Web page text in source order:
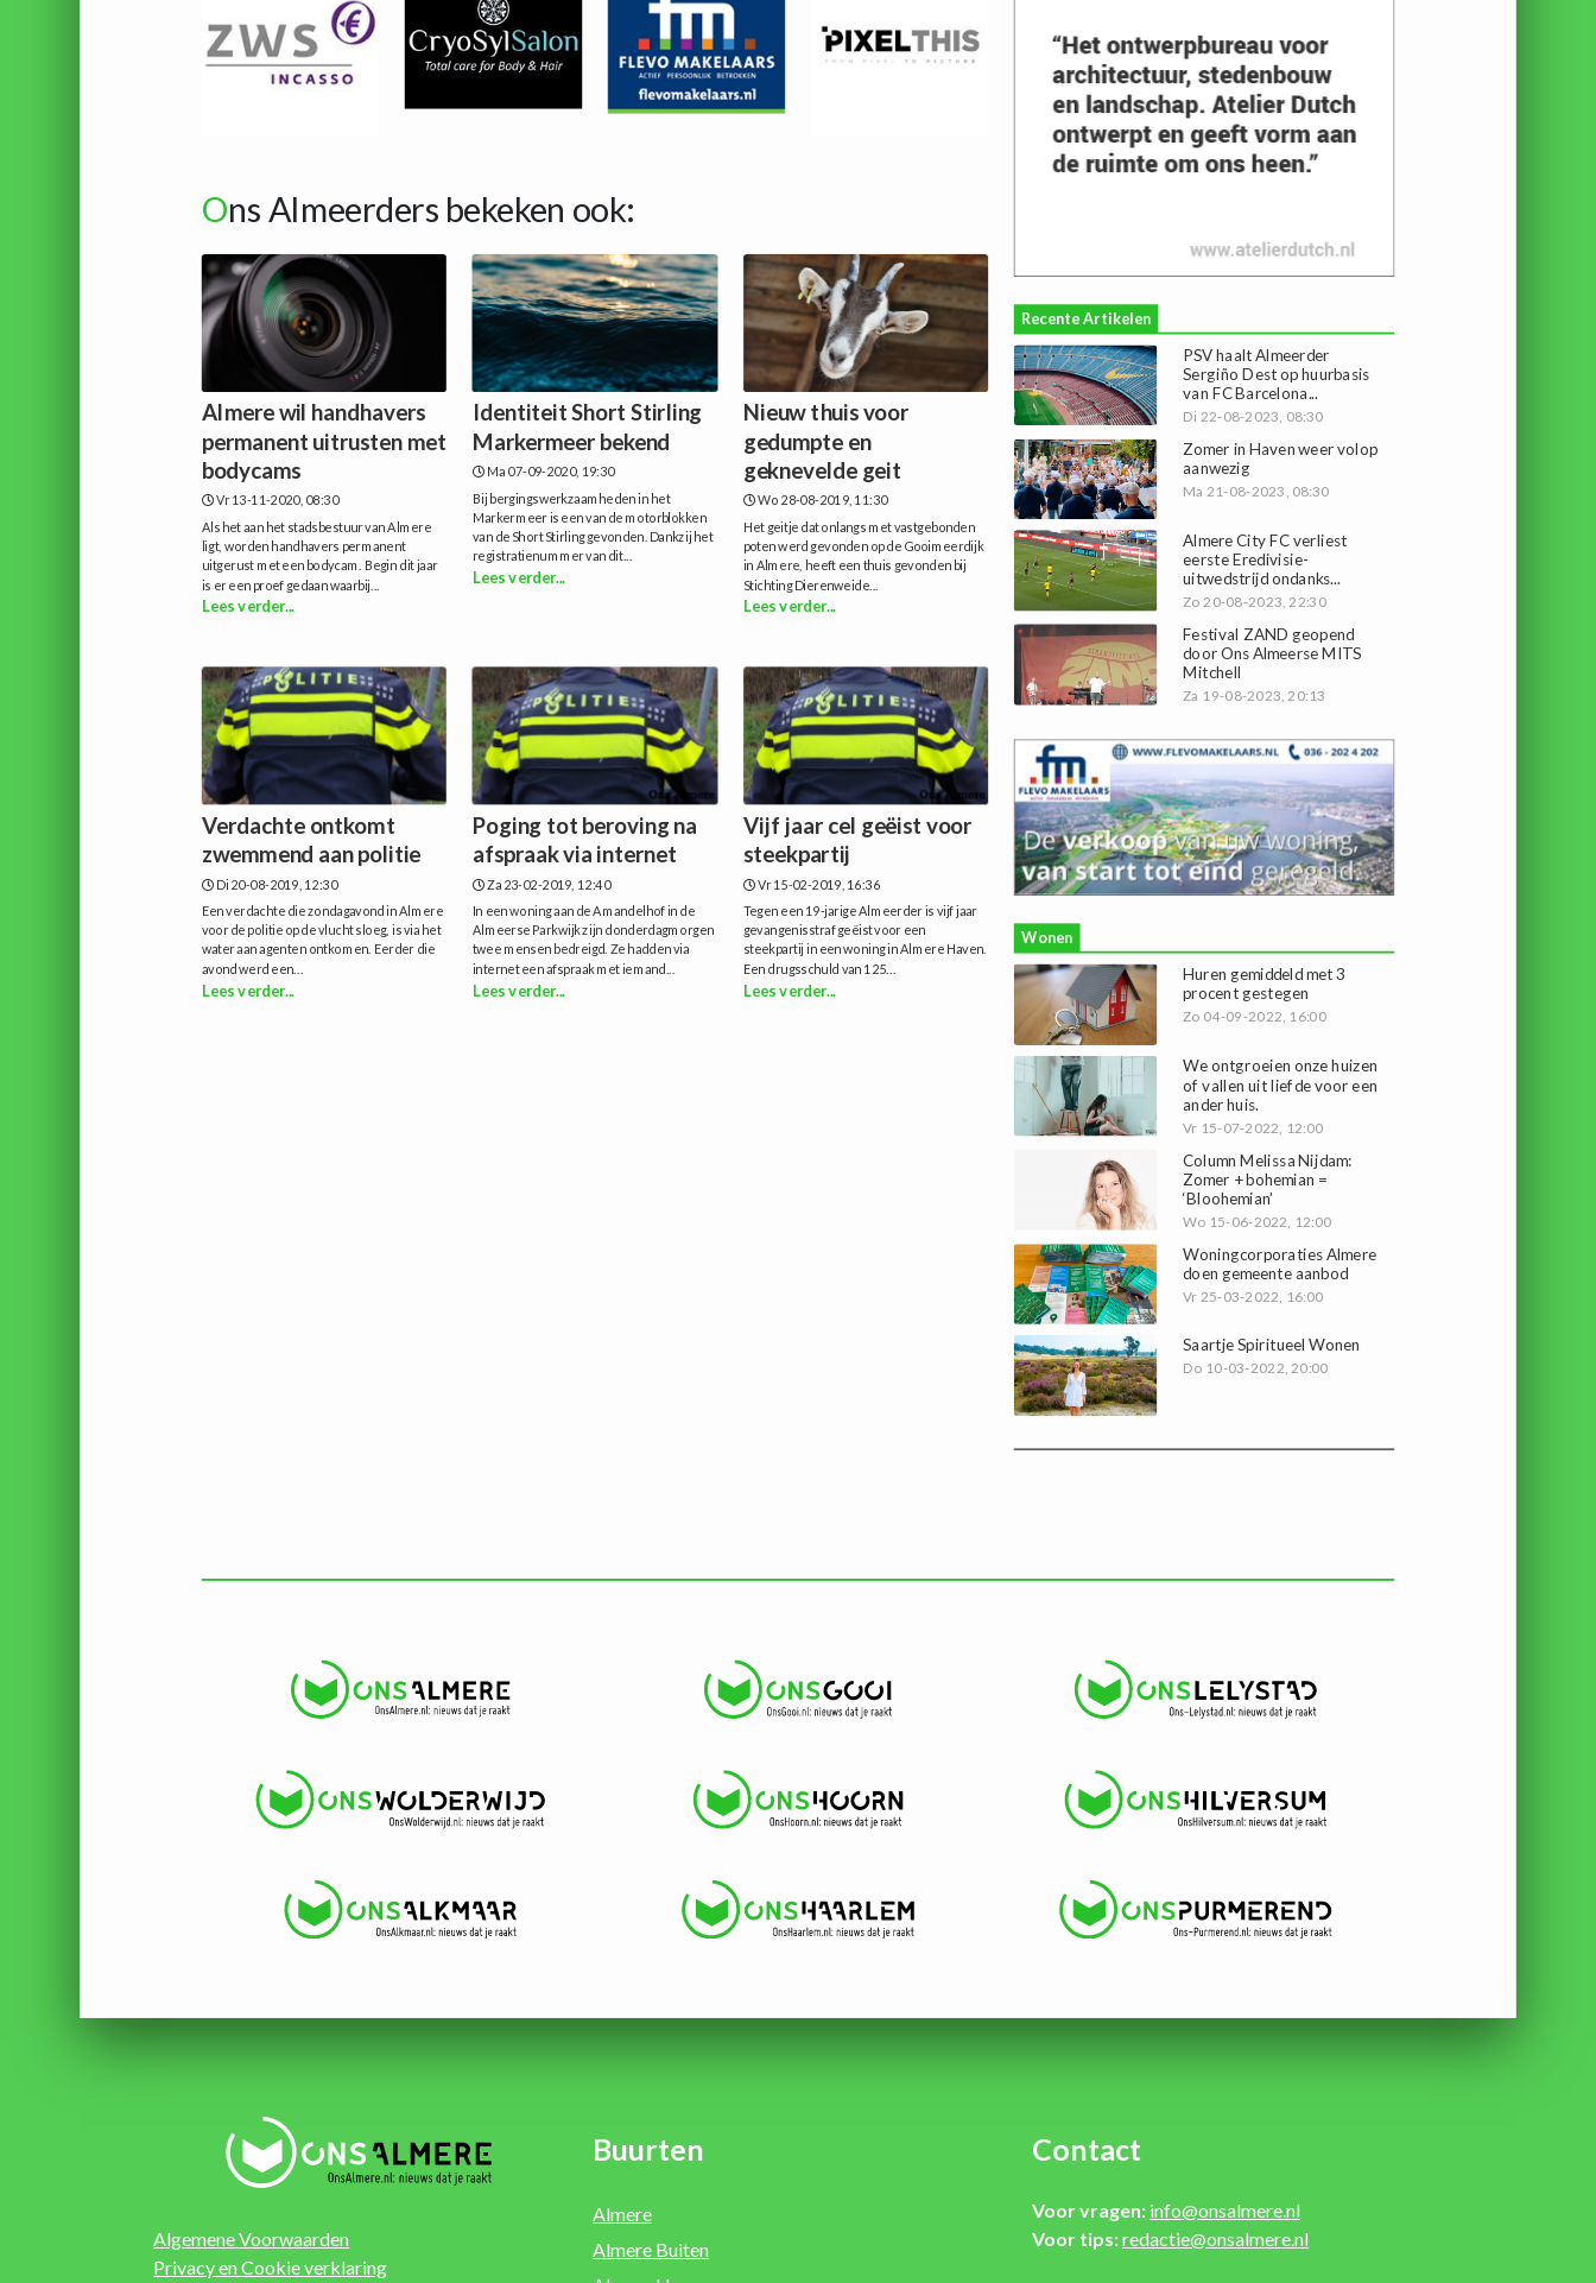
Ons Almeerders bekeken ook:
Almere wil handhavers
permanent uitrusten met
bodycams
Vr 13-11-2020, 08:30
Als het aan het stadsbestuur van Almere
ligt, worden handhavers permanent
uitgerust met een bodycam. Begin dit jaar
is er een proef gedaan waarbij...
Lees verder...
Identiteit Short Stirling
Markermeer bekend
Ma 07-09-2020, 19:30
Bij bergingswerkzaamheden in het
Markermeer is een van de motorblokken
van de Short Stirling gevonden. Dankzij het
registratienummer van dit...
Lees verder...
Nieuw thuis voor
gedumpte en
geknevelde geit
Wo 28-08-2019, 11:30
Het geitje dat onlangs met vastgebonden
poten werd gevonden op de Gooimeerdijk
in Almere, heeft een thuis gevonden bij
Stichting Dierenweide...
Lees verder...
Verdachte ontkomt
zwemmend aan politie
Di 20-08-2019, 12:30
Een verdachte die zondagavond in Almere
voor de politie op de vlucht sloeg, is via het
water aan agenten ontkomen. Eerder die
avond werd een...
Lees verder...
Poging tot beroving na
afspraak via internet
Za 23-02-2019, 12:40
In een woning aan de Amandelhof in de
Almeerse Parkwijk zijn donderdagmorgen
twee mensen bedreigd. Ze hadden via
internet een afspraak met iemand...
Lees verder...
Vijf jaar cel geëist voor
steekpartij
Vr 15-02-2019, 16:36
Tegen een 19-jarige Almeerder is vijf jaar
gevangenisstraf geëist voor een
steekpartij in een woning in Almere Haven.
Een drugsschuld van 125...
Lees verder...
Recente Artikelen
PSV haalt Almeerder
Sergiño Dest op huurbasis
van FC Barcelona...
Di 22-08-2023, 08:30
Zomer in Haven weer volop
aanwezig
Ma 21-08-2023, 08:30
Almere City FC verliest
eerste Eredivisie-
uitwedstrijd ondanks...
Zo 20-08-2023, 22:30
Festival ZAND geopend
door Ons Almeerse MITS
Mitchell
Za 19-08-2023, 20:13
Wonen
Huren gemiddeld met 3
procent gestegen
Zo 04-09-2022, 16:00
We ontgroeien onze huizen
of vallen uit liefde voor een
ander huis.
Vr 15-07-2022, 12:00
Column Melissa Nijdam:
Zomer + bohemian =
‘Bloohemian’
Wo 15-06-2022, 12:00
Woningcorporaties Almere
doen gemeente aanbod
Vr 25-03-2022, 16:00
Saartje Spiritueel Wonen
Do 10-03-2022, 20:00
Algemene Voorwaarden
Privacy en Cookie verklaring
Buurten
Almere
Almere Buiten
Contact
Voor vragen: info@onsalmere.nl
Voor tips:redactie@onsalmere.nl